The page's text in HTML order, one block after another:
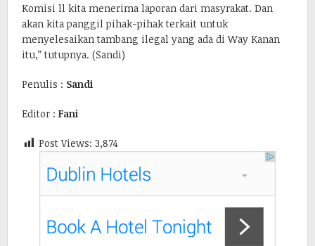
Komisi ll kita menerima laporan dari masyrakat. Dan
akan kita panggil pihak-pihak terkait untuk
menyelesaikan tambang ilegal yang ada di Way Kanan
itu,” tutupnya. (Sandi)
Penulis : Sandi
Editor : Fani
Post Views: 3,874